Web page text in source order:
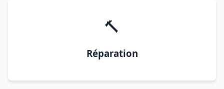
🔨
Réparation